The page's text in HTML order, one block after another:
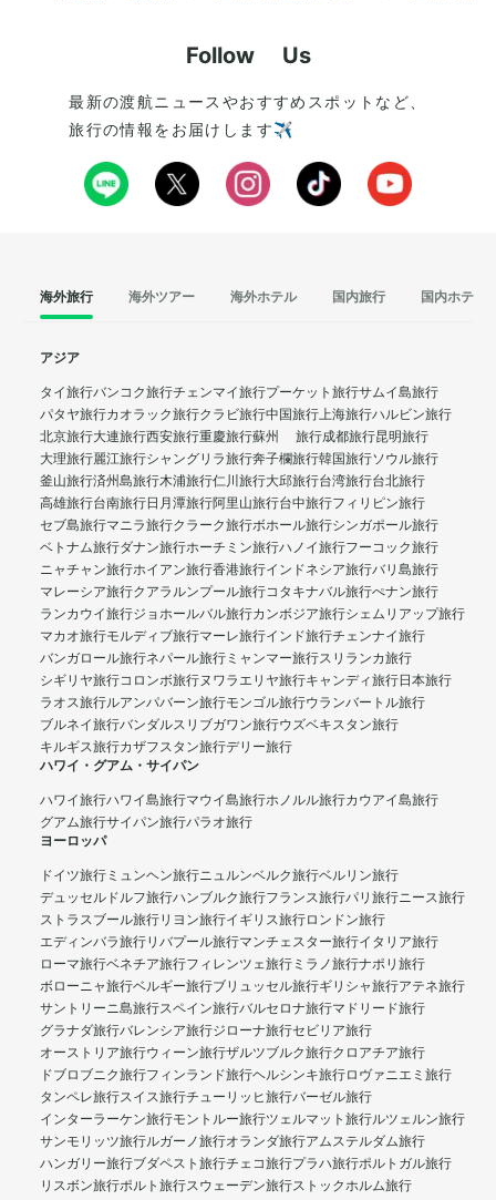
Follow Us
最新の渡航ニュースやおすすめスポットなど、
旅行の情報をお届けします✈️
海外旅行 海外ツアー 海外ホテル 国内旅行 国内ホテル
アジア
タイ旅行バンコク旅行チェンマイ旅行プーケット旅行サムイ島旅行
パタヤ旅行カオラック旅行クラビ旅行中国旅行上海旅行ハルビン旅行
北京旅行大連旅行西安旅行重慶旅行蘇州 旅行成都旅行昆明旅行
大理旅行麗江旅行シャングリラ旅行奔子欄旅行韓国旅行ソウル旅行
釜山旅行済州島旅行木浦旅行仁川旅行大邱旅行台湾旅行台北旅行
高雄旅行台南旅行日月潭旅行阿里山旅行台中旅行フィリピン旅行
セブ島旅行マニラ旅行クラーク旅行ボホール旅行シンガポール旅行
ベトナム旅行ダナン旅行ホーチミン旅行ハノイ旅行フーコック旅行
ニャチャン旅行ホイアン旅行香港旅行インドネシア旅行バリ島旅行
マレーシア旅行クアラルンプール旅行コタキナバル旅行ぺナン旅行
ランカウイ旅行ジョホールバル旅行カンボジア旅行シェムリアップ旅行
マカオ旅行モルディブ旅行マーレ旅行インド旅行チェンナイ旅行
バンガロール旅行ネパール旅行 ミャンマー旅行スリランカ旅行
シギリヤ旅行コロンボ旅行ヌワラエリヤ旅行キャンディ旅行日本旅行
ラオス旅行ルアンパバーン旅行モンゴル旅行ウランバートル旅行
ブルネイ旅行バンダルスリブガワン旅行ウズベキスタン旅行
キルギス旅行カザフスタン旅行デリー旅行
ハワイ・グアム・サイパン
ハワイ旅行ハワイ島旅行マウイ島旅行ホノルル旅行カウアイ島旅行
グアム旅行サイパン旅行パラオ旅行
ヨーロッパ
ドイツ旅行 ミュンヘン旅行ニュルンベルク旅行ベルリン旅行
デュッセルドルフ旅行ハンブルク旅行フランス旅行パリ旅行ニース旅行
ストラスブール旅行リヨン旅行イギリス旅行ロンドン旅行
エディンバラ旅行リバプール旅行マンチェスター旅行イタリア旅行
ローマ旅行ベネチア旅行フィレンツェ旅行 ミラノ旅行ナポリ旅行
ボローニャ旅行ベルギー旅行ブリュッセル旅行ギリシャ旅行アテネ旅行
サントリーニ島旅行スペイン旅行バルセロナ旅行マドリード旅行
グラナダ旅行バレンシア旅行ジローナ旅行セビリア旅行
オーストリア旅行ウィーン旅行ザルツブルク旅行クロアチア旅行
ドブロブニク旅行フィンランド旅行ヘルシンキ旅行ロヴァニエミ旅行
タンペレ旅行スイス旅行チューリッヒ旅行バーゼル旅行
インターラーケン旅行モントルー旅行ツェルマット旅行ルツェルン旅行
サンモリッツ旅行ルガーノ旅行オランダ旅行アムステルダム旅行
ハンガリー旅行ブダペスト旅行チェコ旅行プラハ旅行ポルトガル旅行
リスボン旅行ポルト旅行スウェーデン旅行ストックホルム旅行